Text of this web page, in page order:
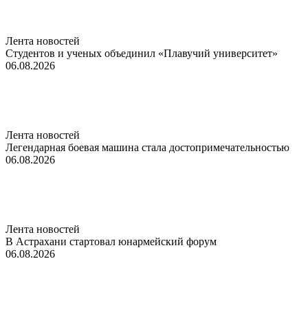
Лента новостей
Студентов и ученых объединил «Плавучий университет»
06.08.2026
Лента новостей
Легендарная боевая машина стала достопримечательностью
06.08.2026
Лента новостей
В Астрахани стартовал юнармейский форум
06.08.2026